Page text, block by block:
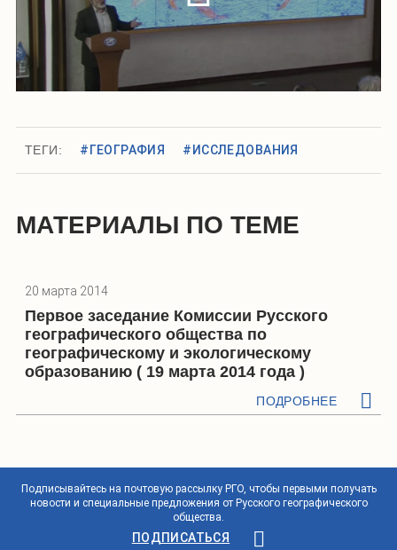
ТЕГИ: #ГЕОГРАФИЯ #ИССЛЕДОВАНИЯ
МАТЕРИАЛЫ ПО ТЕМЕ
20 марта 2014
Первое заседание Комиссии Русского
географического общества по
географическому и экологическому
образованию ( 19 марта 2014 года )
ПОДРОБНЕЕ
Подписывайтесь на почтовую рассылку РГО, чтобы первыми получать
новости и специальные предложения от Русского географического
общества.
ПОДПИСАТЬСЯ